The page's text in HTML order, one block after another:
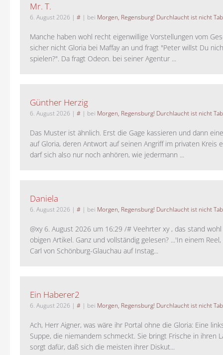
Mr. T.
6. August 2026 | # | bei Morgen, Regensburg! Durchlaucht ist nicht
Manche haben wohl recht eigenwillige Vorstellungen vom
sicher nicht Gloria bei Maffay an und fragt "Peter willst Du
spielen?". Da fragt Odeon. bei seiner Agentur ...
Günther Herzig
6. August 2026 | # | bei Morgen, Regensburg! Durchlaucht ist nicht
Das Muster ist ähnlich. Erst die Gage kassieren und dann
auf Gloria, deren Antwort auf seinen Angriff im privaten Kreis
darf sich also nur noch anhören, wie jedermann ...
Daniela
6. August 2026 | # | bei Morgen, Regensburg! Durchlaucht ist nicht
@xy 6. August 2026 um 16:29 /# Veehrter xy , das stand
obigen Artikel. Ganz und vollständig gelesen? ...'In einem
Carl von Schönburg-Glauchau auf Instag...
Ein Haberer2
6. August 2026 | # | bei Morgen, Regensburg! Durchlaucht ist nicht
Ach, Herr Aigner, was wäre ihr Portal ohne die Gloria: Eine
Suppe, die niemandem schmeckt. Sie bringt Frische in ihren
sorgt dafür, daß sich die meisten ihrer Diskut...